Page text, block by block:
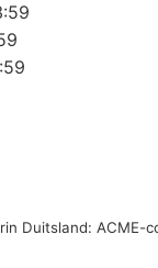
Duitsland: ACME-